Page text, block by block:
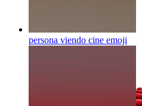
persona viendo cine emoji